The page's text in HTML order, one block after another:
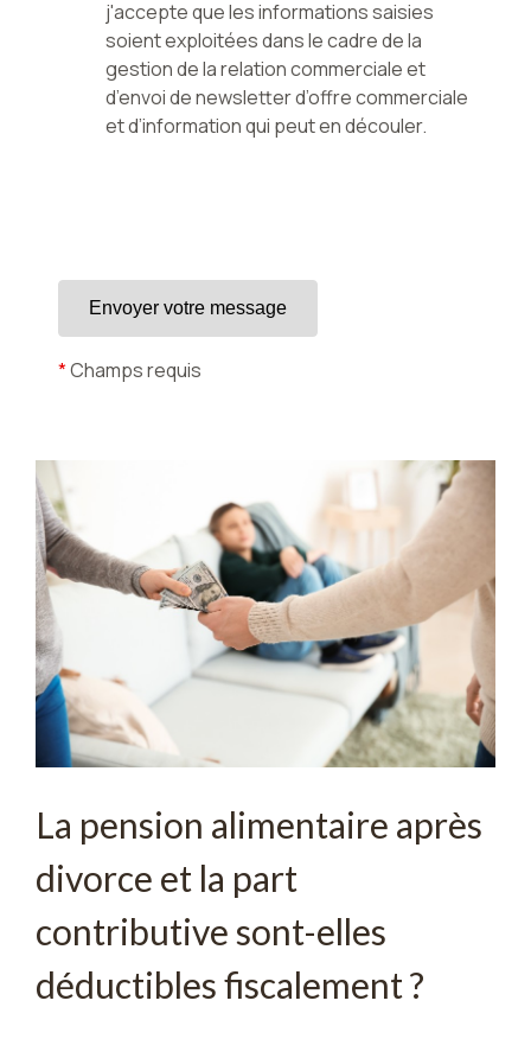
j'accepte que les informations saisies
soient exploitées dans le cadre de la
gestion de la relation commerciale et
d’envoi de newsletter d’offre commerciale
et d’information qui peut en découler.
*Champs requis
La pension alimentaire après
divorce et la part
contributive sont-elles
déductibles fiscalement ?